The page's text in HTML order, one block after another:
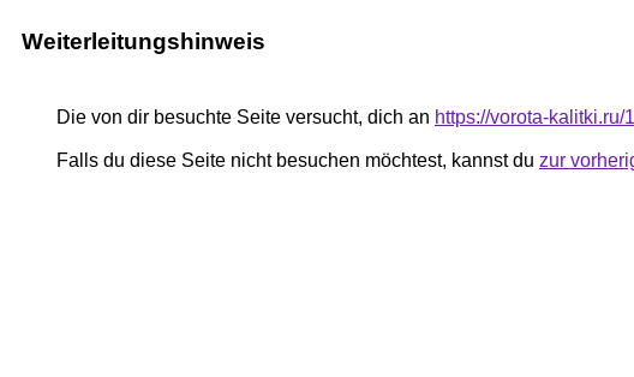
Weiterleitungshinweis
Die von dir besuchte Seite versucht, dich an https://vorota-kalitki.ru/
Falls du diese Seite nicht besuchen möchtest, kannst du zur